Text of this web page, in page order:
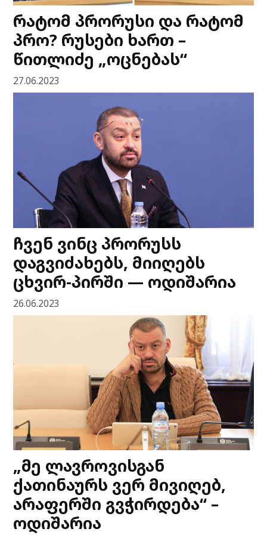
რატომ პრორუსი და რატომ
პრო? რუსები ხართ –
წითლიძე „ოცნებას“
27.06.2023
ჩვენ ვინც პრორუსს
დაგვიძახებს, მიიღებს
ცხვირ-პირში — ოდიშარია
26.06.2023
„მე ლავროვისგან
ქათინაურს ვერ მივიღებ,
არაფერში გვჭირდება“ –
ოდიშარია